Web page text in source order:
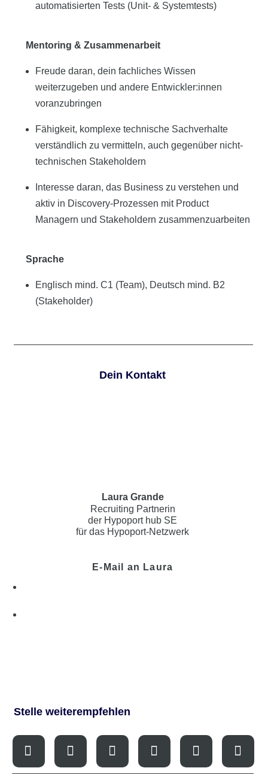
automatisierten Tests (Unit- & Systemtests)
Mentoring & Zusammenarbeit
Freude daran, dein fachliches Wissen
weiterzugeben und andere Entwickler:innen
voranzubringen
Fähigkeit, komplexe technische Sachverhalte
verständlich zu vermitteln, auch gegenüber nicht-
technischen Stakeholdern
Interesse daran, das Business zu verstehen und
aktiv in Discovery-Prozessen mit Product
Managern und Stakeholdern zusammenzuarbeiten
Sprache
Englisch mind. C1 (Team), Deutsch mind. B2
(Stakeholder)
Dein Kontakt
Laura Grande
Recruiting Partnerin
der Hypoport hub SE
für das Hypoport-Netzwerk
E-Mail an Laura
Stelle weiterempfehlen